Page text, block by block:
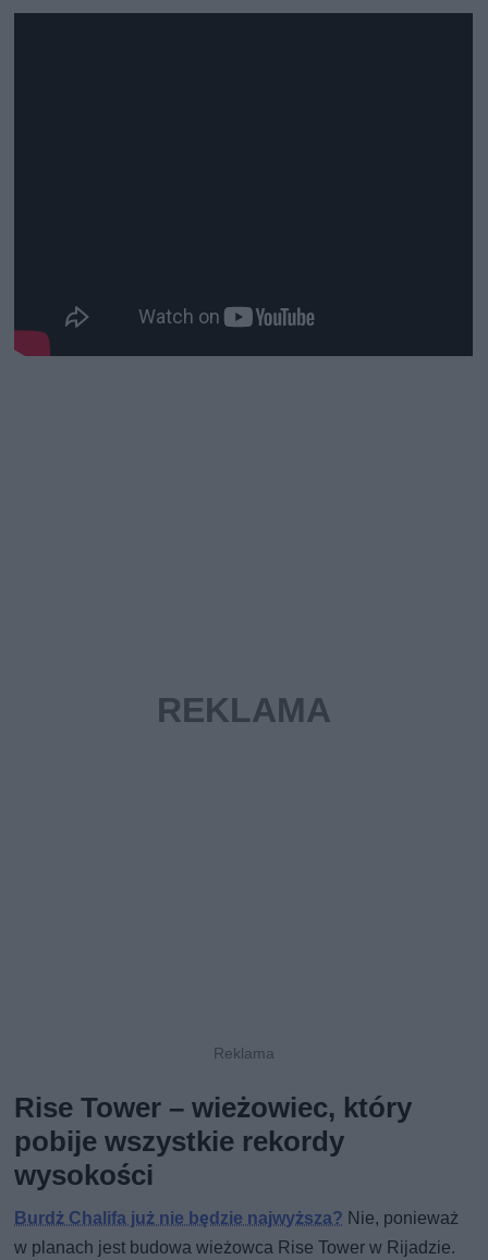
Rise Tower – wieżowiec, który
pobije wszystkie rekordy
wysokości
Burdż Chalifa już nie będzie najwyższa? Nie, ponieważ
w planach jest budowa wieżowca Rise Tower w Rijadzie.